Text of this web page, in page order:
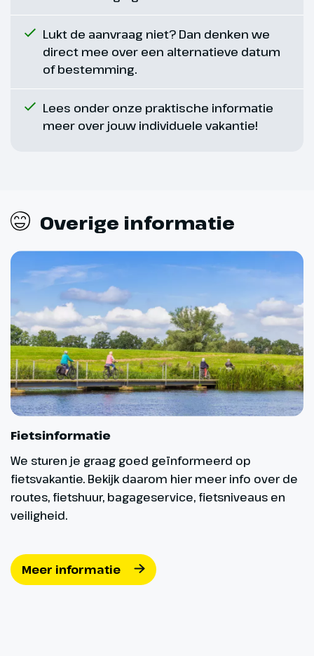
Je bezoekt de hoofdstad Palma
de Mallorca met haar prachtige
oude centrum maar ook het ten
westen van de hoofdstad
gelegen gebied. Een prachtige
afsluiting van het bezoek aan dit
‘eiland met de duizend
gezichten’. (31 km)
Dag 8
Lukt de aanvraag niet? Dan denken we
direct mee over een alternatieve datum
of bestemming.
Lees onder onze praktische informatie
meer over jouw individuele vakantie!
Overige informatie
Fietsinformatie
We sturen je graag goed geïnformeerd op
fietsvakantie. Bekijk daarom hier meer info over de
routes, fietshuur, bagageservice, fietsniveaus en
veiligheid.
Meer informatie